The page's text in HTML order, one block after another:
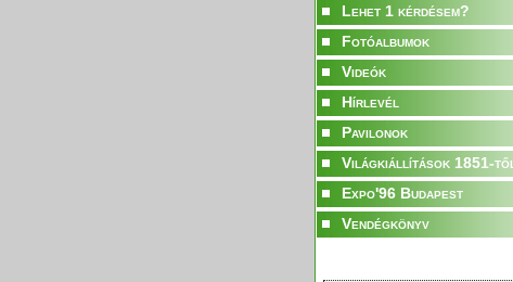
Lehet 1 kérdésem?
Fotóalbumok
Videók
Hírlevél
Pavilonok
Világkiállítások 1851-től
Expo'96 Budapest
Vendégkönyv